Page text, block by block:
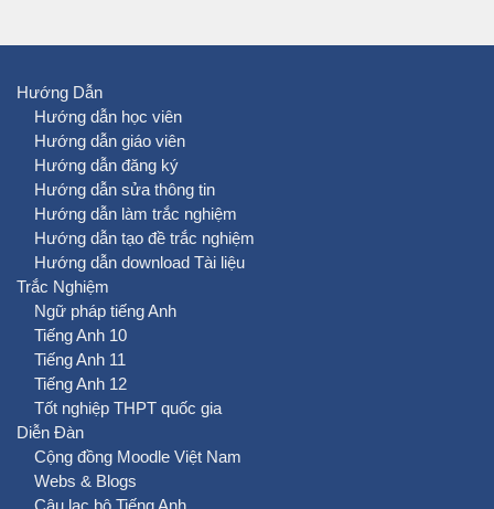
Hướng Dẫn
Hướng dẫn học viên
Hướng dẫn giáo viên
Hướng dẫn đăng ký
Hướng dẫn sửa thông tin
Hướng dẫn làm trắc nghiệm
Hướng dẫn tạo đề trắc nghiệm
Hướng dẫn download Tài liệu
Trắc Nghiệm
Ngữ pháp tiếng Anh
Tiếng Anh 10
Tiếng Anh 11
Tiếng Anh 12
Tốt nghiệp THPT quốc gia
Diễn Đàn
Cộng đồng Moodle Việt Nam
Webs & Blogs
Câu lạc bộ Tiếng Anh